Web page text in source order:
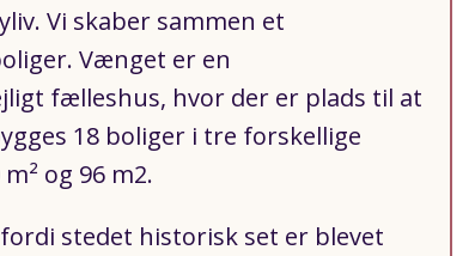
Vi skaber sammen et
Vænget er en
fælleshus, hvor der er plads til at
18 boliger i tre forskellige
og 96 m2.
stedet historisk set er blevet